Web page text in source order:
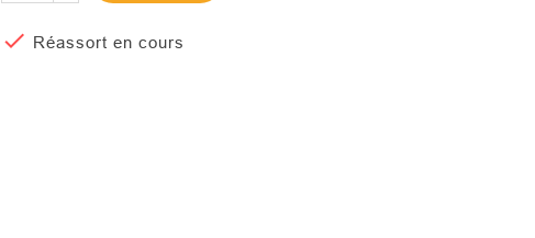
 Réassort en cours